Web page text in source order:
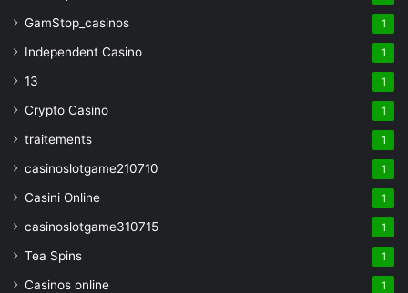
GamStop_casinos 1
Independent Casino 1
13 1
Crypto Casino 1
traitements 1
casinoslotgame210710 1
Casini Online 1
casinoslotgame310715 1
Tea Spins 1
Casinos online 1